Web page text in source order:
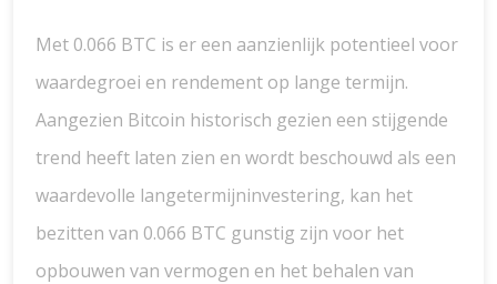
Met 0.066 BTC is er een aanzienlijk potentieel voor
waardegroei en rendement op lange termijn.
Aangezien Bitcoin historisch gezien een stijgende
trend heeft laten zien en wordt beschouwd als een
waardevolle langetermijninvestering, kan het
bezitten van 0.066 BTC gunstig zijn voor het
opbouwen van vermogen en het behalen van